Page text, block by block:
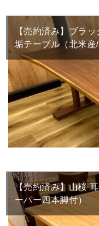
【売約済み】ブラ
垢テーブル（北米産
【売約済み】山桜
ーパー四本脚付）